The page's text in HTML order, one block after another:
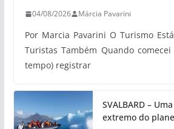
04/08/2026 Márcia Pavarini
Por Marcia Pavarini O Turismo
Turistas Também Quando
tempo) registrar
SVALBARD –
extremo do